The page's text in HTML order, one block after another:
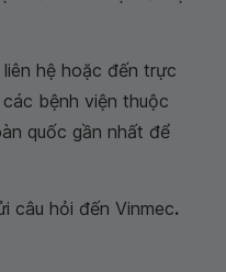
hệ hoặc đến trực
bệnh viện thuộc
quốc gần nhất để
câu hỏi đến Vinmec.